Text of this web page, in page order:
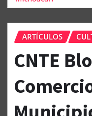
ARTÍCULOS
CNTE